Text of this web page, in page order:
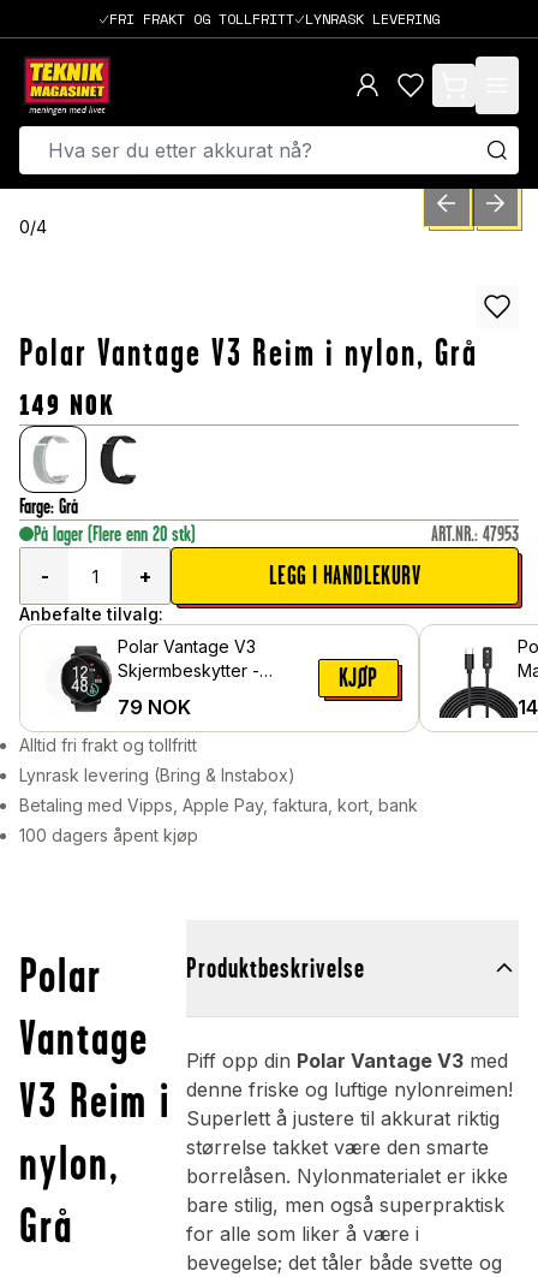
FRI FRAKT OG TOLLFRITT LYNRASK LEVERING
items in cart,
0/4 PREVIOUSNEXT
Polar Vantage V3 Reim i nylon, Grå
149 NOK
Farge: Grå
På lager (Flere enn 20 stk) ART.NR.: 47953
-
+ LEGG I HANDLEKURV
Anbefalte tilvalg:
Polar Vantage V3
Skjermbeskytter -
79 NOK
KJØP
Alltid fri frakt og tollfritt
Lynrask levering (Bring & Instabox)
Betaling med Vipps, Apple Pay, faktura, kort, bank
100 dagers åpent kjøp
Polar
Vantage
V3 Reim i
nylon,
Grå
Produktbeskrivelse
Piff opp din Polar Vantage V3med
denne friske og luftige nylonreimen!
Superlett å justere til akkurat riktig
størrelse takket være den smarte
borrelåsen. Nylonmaterialet er ikke
bare stilig, men også superpraktisk
for alle som liker å være i
bevegelse; det tåler både svette og